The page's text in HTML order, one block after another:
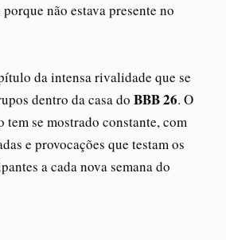
não estava presente no
da intensa rivalidade que se
dentro da casa do BBB 26. O
se mostrado constante, com
e provocações que testam os
a cada nova semana do